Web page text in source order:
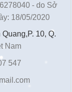
- do Sở
18/05/2020
10, Q.
Nam
547